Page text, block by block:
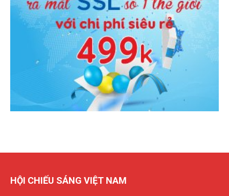
HỘI CHIẾU SÁNG VIỆT NAM